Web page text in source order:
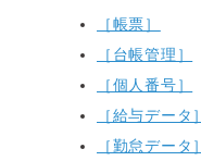
［帳票］
［台帳管理］
［個人番号］
［給与データ］
［勤怠データ］